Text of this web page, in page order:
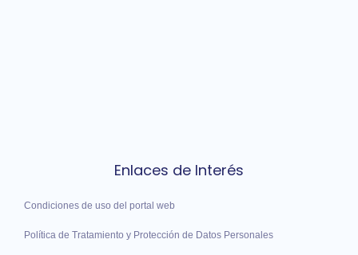
Enlaces de Interés
Condiciones de uso del portal web
Política de Tratamiento y Protección de Datos Personales